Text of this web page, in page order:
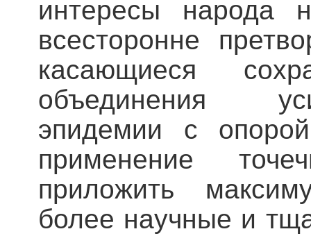
интересы народа
всесторонне
касающиеся
объединения
эпидемии с
применение
приложить
более научные и